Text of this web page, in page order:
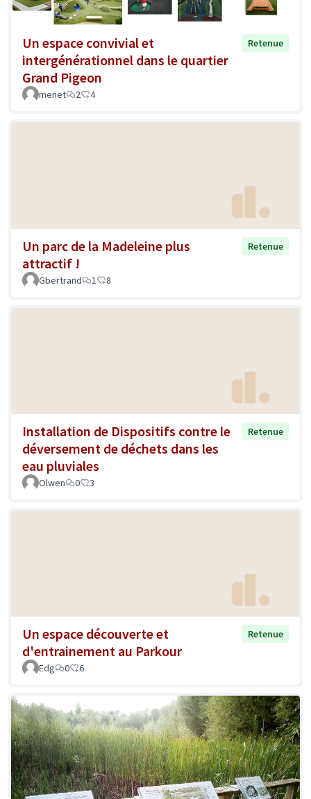
Un espace convivial et
intergénérationnel dans le quartier
Grand Pigeon
Retenue
menet 2 4
Un parc de la Madeleine plus
attractif !
Retenue
Gbertrand 1 8
Installation de Dispositifs contre le
déversement de déchets dans les
eau pluviales
Retenue
Olwen 0 3
Un espace découverte et
d'entrainement au Parkour
Retenue
Edg 0 6